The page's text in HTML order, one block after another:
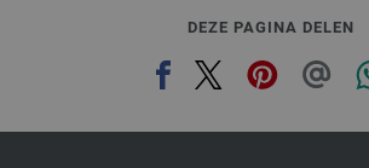
DEZE PAGINA DELEN